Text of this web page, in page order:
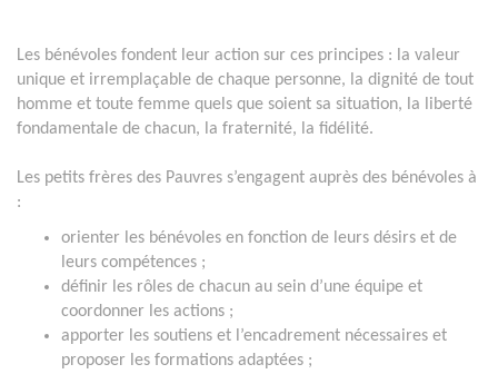
Les bénévoles fondent leur action sur ces principes : la valeur
unique et irremplaçable de chaque personne, la dignité de tout
homme et toute femme quels que soient sa situation, la liberté
fondamentale de chacun, la fraternité, la fidélité.
Les petits frères des Pauvres s’engagent auprès des bénévoles à
:
orienter les bénévoles en fonction de leurs désirs et de
leurs compétences ;
définir les rôles de chacun au sein d’une équipe et
coordonner les actions ;
apporter les soutiens et l’encadrement nécessaires et
proposer les formations adaptées ;